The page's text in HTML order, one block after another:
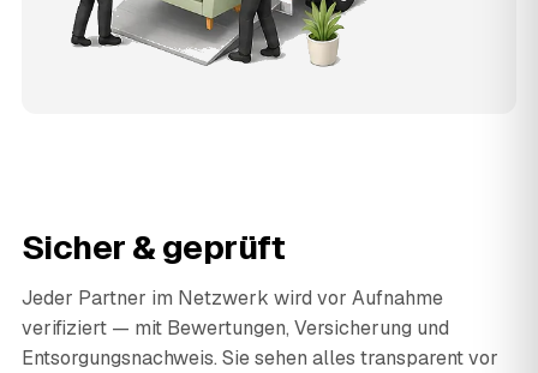
Sicher & geprüft
Jeder Partner im Netzwerk wird vor Aufnahme
verifiziert — mit Bewertungen, Versicherung und
Entsorgungsnachweis. Sie sehen alles transparent vor